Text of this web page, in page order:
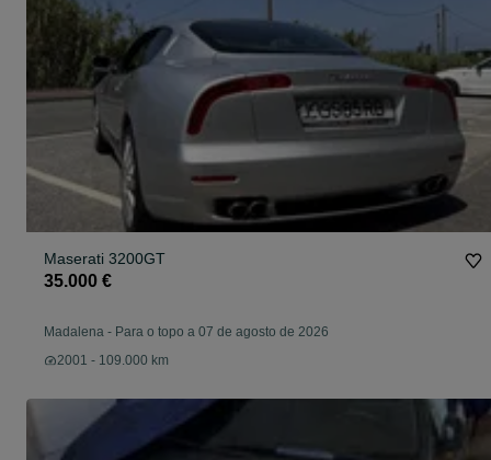
Maserati 3200GT
35.000 €
Madalena - Para o topo a 07 de agosto de 2026
2001 - 109.000 km